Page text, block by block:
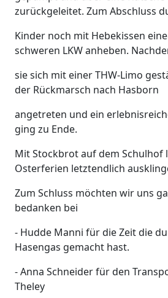
zurückgeleitet. Zum Abschluss
Kinder noch mit Hebekissen
schweren LKW anheben.
sie sich mit einer THW-Limo
der Rückmarsch nach Hasborn
angetreten und ein
ging zu Ende.
Mit Stockbrot auf dem Schulhof
Osterferien letztendlich
Zum Schluss möchten wir uns
bedanken bei
- Hudde Manni für die Zeit die
Hasengas gemacht hast.
- Anna Schneider für den
Theley